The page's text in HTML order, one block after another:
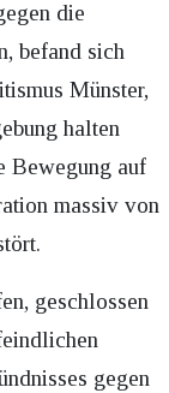
die
befand sich
Münster,
halten
Bewegung auf
massiv von
geschlossen
gegen